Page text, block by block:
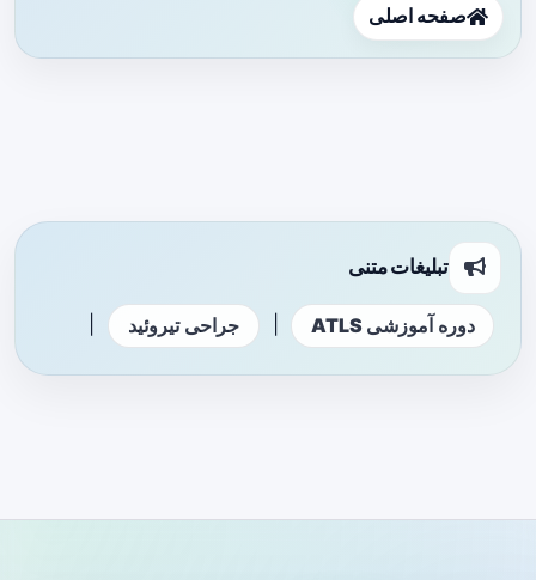
صفحه اصلی
تبلیغات متنی
دوره آموزشی ATLS جراحی تیروئید